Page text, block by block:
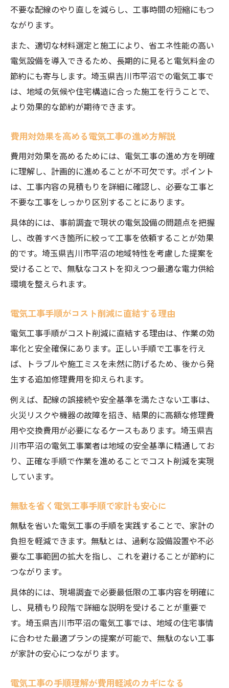
不要な配線のやり直しを減らし、工事時間の短縮にもつ
ながります。
また、適切な材料選定と施工により、省エネ性能の高い
電気設備を導入できるため、長期的に見ると電気料金の
節約にも寄与します。埼玉県吉川市平沼での電気工事で
は、地域の気候や住宅構造に合った施工を行うことで、
より効果的な節約が期待できます。
費用対効果を高める電気工事の進め方解説
費用対効果を高めるためには、電気工事の進め方を明確
に理解し、計画的に進めることが不可欠です。ポイント
は、工事内容の見積もりを詳細に確認し、必要な工事と
不要な工事をしっかり区別することにあります。
具体的には、事前調査で現状の電気設備の問題点を把握
し、改善すべき箇所に絞って工事を依頼することが効果
的です。埼玉県吉川市平沼の地域特性を考慮した提案を
受けることで、無駄なコストを抑えつつ最適な電力供給
環境を整えられます。
電気工事手順がコスト削減に直結する理由
電気工事手順がコスト削減に直結する理由は、作業の効
率化と安全確保にあります。正しい手順で工事を行え
ば、トラブルや施工ミスを未然に防げるため、後から発
生する追加修理費用を抑えられます。
例えば、配線の誤接続や安全基準を満たさない工事は、
火災リスクや機器の故障を招き、結果的に高額な修理費
用や交換費用が必要になるケースもあります。埼玉県吉
川市平沼の電気工事業者は地域の安全基準に精通してお
り、正確な手順で作業を進めることでコスト削減を実現
しています。
無駄を省く電気工事手順で家計も安心に
無駄を省いた電気工事の手順を実践することで、家計の
負担を軽減できます。無駄とは、過剰な設備設置や不必
要な工事範囲の拡大を指し、これを避けることが節約に
つながります。
具体的には、現場調査で必要最低限の工事内容を明確に
し、見積もり段階で詳細な説明を受けることが重要で
す。埼玉県吉川市平沼の電気工事では、地域の住宅事情
に合わせた最適プランの提案が可能で、無駄のない工事
が家計の安心につながります。
電気工事の手順理解が費用軽減のカギになる